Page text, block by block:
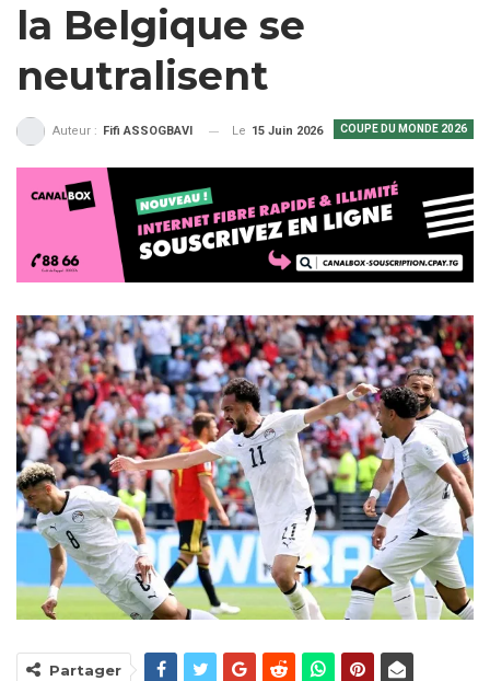
la Belgique se
neutralisent
COUPE DU MONDE 2026
Auteur : Fifi ASSOGBAVI Le 15 Juin 2026
Partager